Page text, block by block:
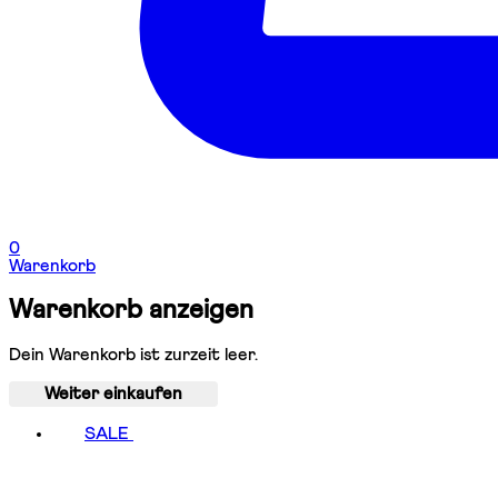
0
Warenkorb
Warenkorb anzeigen
Dein Warenkorb ist zurzeit leer.
Weiter einkaufen
SALE